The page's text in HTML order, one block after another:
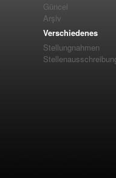
Güncel
Arşiv
Verschiedenes
Stellungnahmen